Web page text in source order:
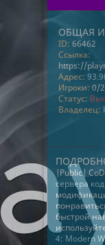
ОБЩАЯ
ID: 66462
Ссылка:
https://
Адрес:
Игроки: 0/
Статус:
Владелец:
|Public|
сервера
быстрой
4: Modern